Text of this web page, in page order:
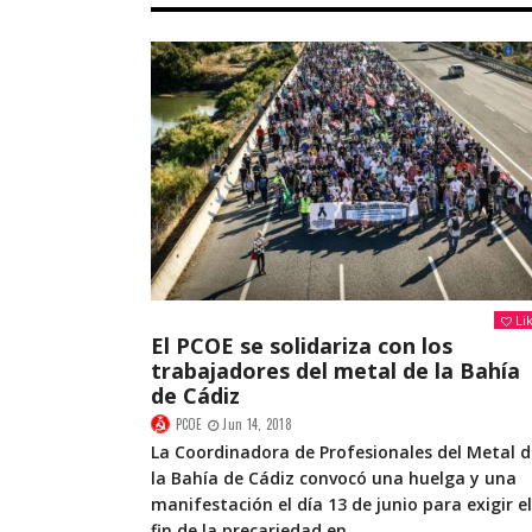
El PCOE se solidariza con los
trabajadores del metal de la Bahía
de Cádiz
PCOE Jun 14, 2018
La Coordinadora de Profesionales del Metal
la Bahía de Cádiz convocó una huelga y una
manifestación el día 13 de junio para exigir el